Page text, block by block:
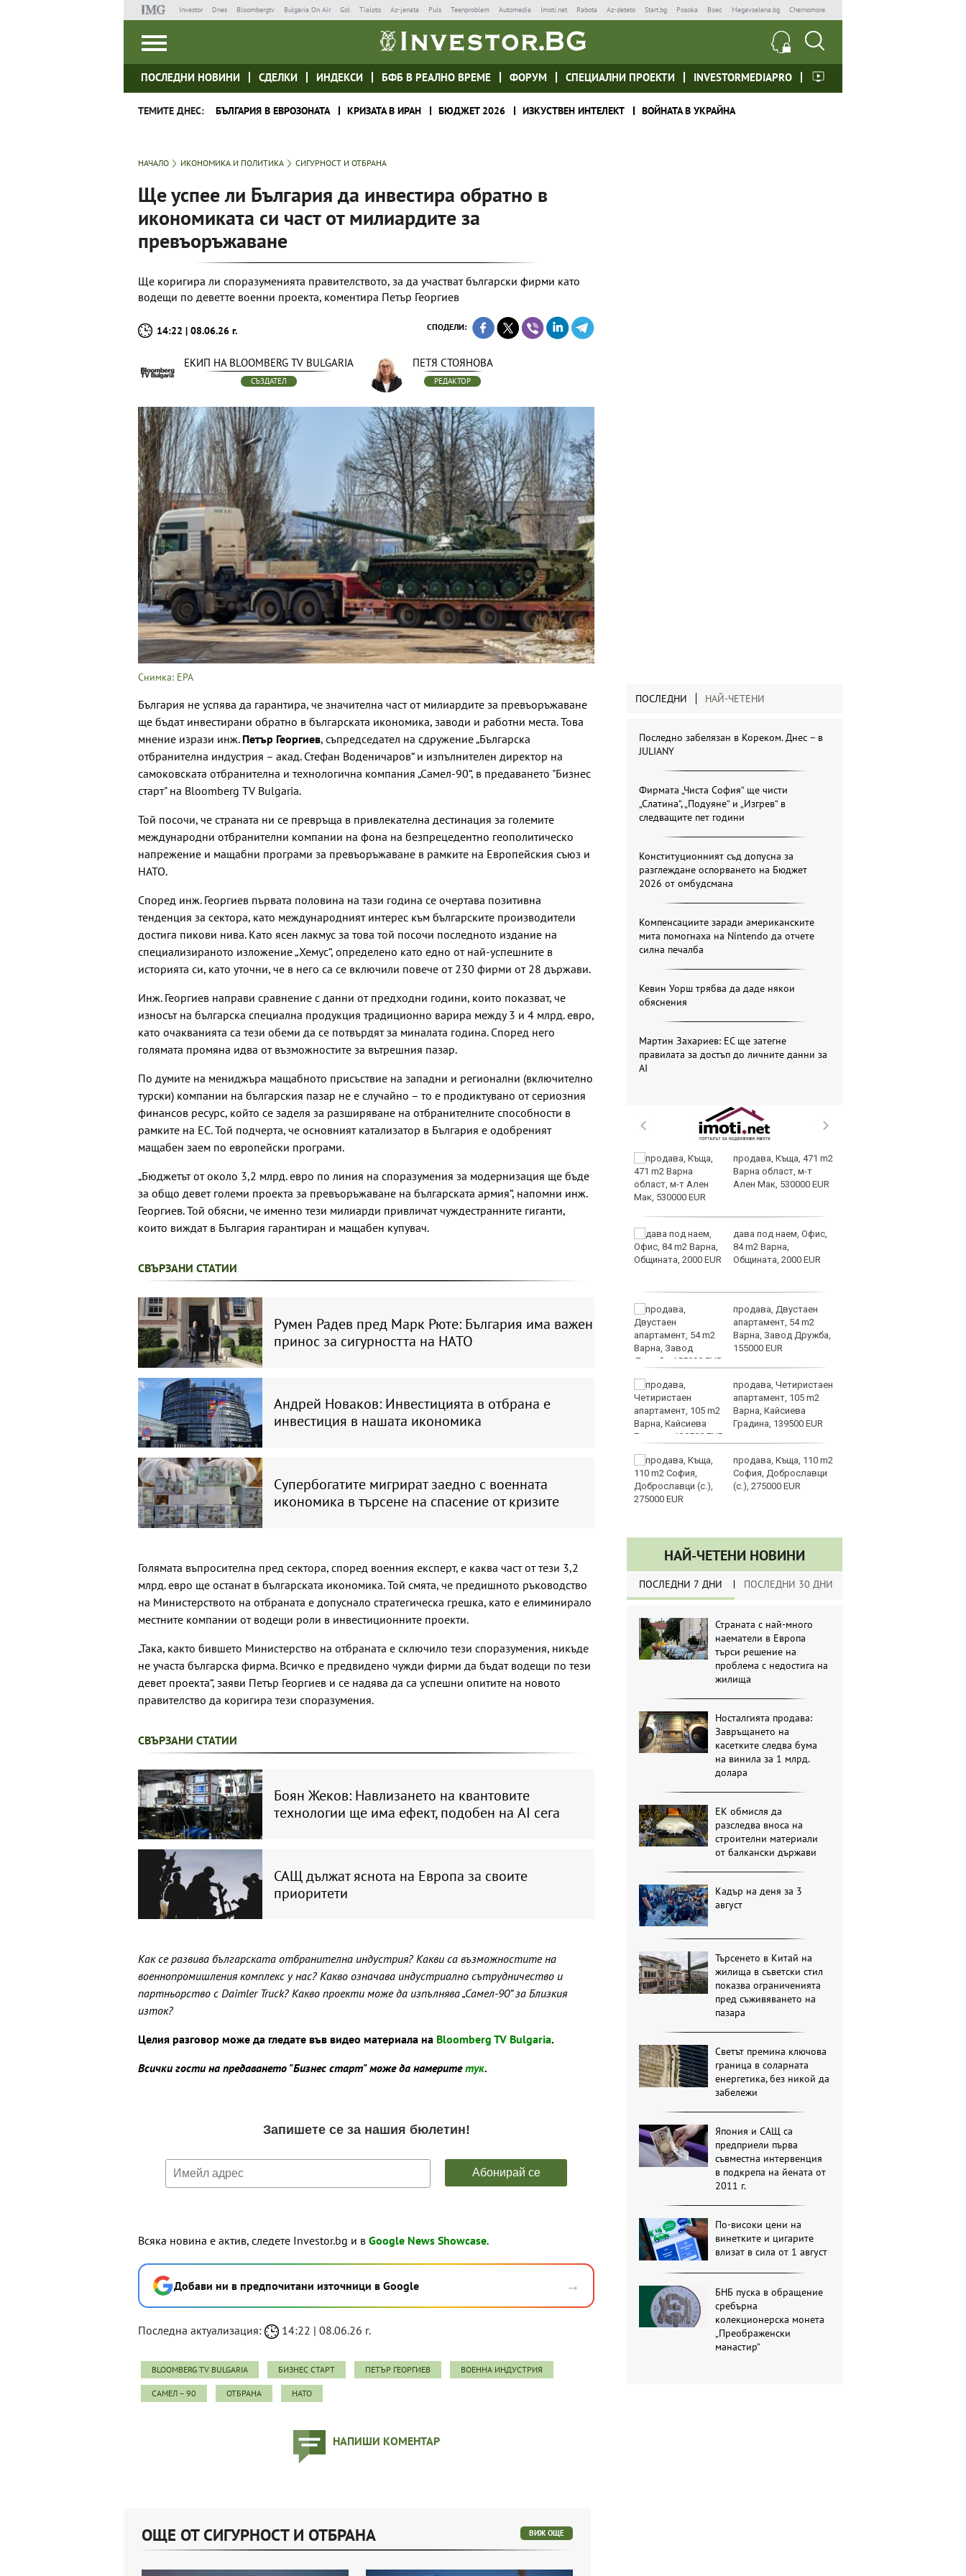
Investor Dnes Bloombergtv Bulgaria On Air Gol Tialoto Az-jenata Puls Teenproblem Automedia Imoti.net Rabota Az-deteto Start.bg Posoka Boec Megavselena.bg Chernomore
ПОСЛЕДНИ НОВИНИ СДЕЛКИ ИНДЕКСИ БФБ В РЕАЛНО ВРЕМЕ ФОРУМ СПЕЦИАЛНИ ПРОЕКТИ INVESTORMEDIAPRO
ТЕМИТЕ ДНЕС: БЪЛГАРИЯ В ЕВРОЗОНАТА КРИЗАТА В ИРАН БЮДЖЕТ 2026 ИЗКУСТВЕН ИНТЕЛЕКТ ВОЙНАТА В УКРАЙНА
НАЧАЛО ИКОНОМИКА И ПОЛИТИКА СИГУРНОСТ И ОТБРАНА
Ще успее ли България да инвестира обратно в
икономиката си част от милиардите за
превъоръжаване
Ще коригира ли споразуменията правителството, за да участват български фирми като
водещи по деветте военни проекта, коментира Петър Георгиев
14:22 | 08.06.26 г. СПОДЕЛИ:
ЕКИП НА BLOOMBERG TV BULGARIA
СЪЗДАТЕЛ
ПЕТЯ СТОЯНОВА
РЕДАКТОР
Снимка: ЕРА
България не успява да гарантира, че значителна част от милиардите за превъоръжаване
ще бъдат инвестирани обратно в българската икономика, заводи и работни места. Това
мнение изрази инж. Петър Георгиев, съпредседател на сдружение „Българска
отбранителна индустрия – акад. Стефан Воденичаров“ и изпълнителен директор на
самоковската отбранителна и технологична компания „Самел-90“, в предаването "Бизнес
старт" на Bloomberg TV Bulgaria.
Той посочи, че страната ни се превръща в привлекателна дестинация за големите
международни отбранителни компании на фона на безпрецедентно геополитическо
напрежение и мащабни програми за превъоръжаване в рамките на Европейския съюз и
НАТО.
Според инж. Георгиев първата половина на тази година се очертава позитивна
тенденция за сектора, като международният интерес към българските производители
достига пикови нива. Като ясен лакмус за това той посочи последното издание на
специализираното изложение „Хемус“, определено като едно от най-успешните в
историята си, като уточни, че в него са се включили повече от 230 фирми от 28 държави.
Инж. Георгиев направи сравнение с данни от предходни години, които показват, че
износът на българска специална продукция традиционно варира между 3 и 4 млрд. евро,
като очакванията са тези обеми да се потвърдят за миналата година. Според него
голямата промяна идва от възможностите за вътрешния пазар.
По думите на мениджъра мащабното присъствие на западни и регионални (включително
турски) компании на българския пазар не е случайно – то е продиктувано от сериозния
финансов ресурс, който се заделя за разширяване на отбранителните способности в
рамките на ЕС. Той подчерта, че основният катализатор в България е одобреният
мащабен заем по европейски програми.
„Бюджетът от около 3,2 млрд. евро по линия на споразумения за модернизация ще бъде
за общо девет големи проекта за превъоръжаване на българската армия“, напомни инж.
Георгиев. Той обясни, че именно тези милиарди привличат чуждестранните гиганти,
които виждат в България гарантиран и мащабен купувач.
СВЪРЗАНИ СТАТИИ
Румен Радев пред Марк Рюте: България има важен
принос за сигурността на НАТО
Андрей Новаков: Инвестицията в отбрана е
инвестиция в нашата икономика
Супербогатите мигрират заедно с военната
икономика в търсене на спасение от кризите
Голямата въпросителна пред сектора, според военния експерт, е каква част от тези 3,2
млрд. евро ще останат в българската икономика. Той смята, че предишното ръководство
на Министерството на отбраната е допуснало стратегическа грешка, като е елиминирало
местните компании от водещи роли в инвестиционните проекти.
„Така, както бившето Министерство на отбраната е сключило тези споразумения, никъде
не участа българска фирма. Всичко е предвидено чужди фирми да бъдат водещи по тези
девет проекта“, заяви Петър Георгиев и се надява да са успешни опитите на новото
правителство да коригира тези споразумения.
СВЪРЗАНИ СТАТИИ
Боян Жеков: Навлизането на квантовите
технологии ще има ефект, подобен на AI сега
САЩ дължат яснота на Европа за своите
приоритети
Как се развива българската отбранителна индустрия? Какви са възможностите на
военнопромишления комплекс у нас? Какво означава индустриално сътрудничество и
партньорство с Daimler Truck? Какво проекти може да изпълнява „Самел-90“ за Близкия
изток?
Целия разговор може да гледате във видео материала на Bloomberg TV Bulgaria.
Всички гости на предаването "Бизнес старт" може да намеритетук.
Всяка новина е актив, следете Investor.bg и в Google News Showcase.
Добави ни в предпочитани източници в Google →
Последна актуализация: 14:22 | 08.06.26 г.
BLOOMBERG TV BULGARIA БИЗНЕС СТАРТ ПЕТЪР ГЕОРГИЕВ ВОЕННА ИНДУСТРИЯ
САМЕЛ – 90 ОТБРАНА НАТО
НАПИШИ КОМЕНТАР
ПОСЛЕДНИ НАЙ-ЧЕТЕНИ
Последно забелязан в Кореком. Днес – в
JULIANY
Фирмата „Чиста София“ ще чисти
„Слатина“, „Подуяне“ и „Изгрев“ в
следващите пет години
Конституционният съд допусна за
разглеждане оспорването на Бюджет
2026 от омбудсмана
Компенсациите заради американските
мита помогнаха на Nintendo да отчете
силна печалба
Кевин Уорш трябва да даде някои
обяснения
Мартин Захариев: ЕС ще затегне
правилата за достъп до личните данни за
AI
задържане под
стража за петима
младежи след
жестокия побой и убийство в Пловдив
Уганда загина след
заедно с фолклорни
по Черноморието е с
нарушения
продава, Къща, 471 m2
Варна област, м-т
Ален Мак, 530000 EUR
дава под наем, Офис,
84 m2 Варна,
Общината, 2000 EUR
продава, Двустаен
апартамент, 54 m2
Варна, Завод Дружба,
155000 EUR
продава, Четиристаен
апартамент, 105 m2
Варна, Кайсиева
Градина, 139500 EUR
продава, Къща, 110 m2
София, Доброславци
(с.), 275000 EUR
НАЙ-ЧЕТЕНИ НОВИНИ
ПОСЛЕДНИ 7 ДНИ ПОСЛЕДНИ 30 ДНИ
Страната с най-много
наематели в Европа
търси решение на
проблема с недостига на
жилища
Носталгията продава:
Завръщането на
касетките следва бума
на винила за 1 млрд.
долара
ЕК обмисля да
разследва вноса на
строителни материали
от балкански държави
Кадър на деня за 3
август
Търсенето в Китай на
жилища в съветски стил
показва ограниченията
пред съживяването на
пазара
Светът премина ключова
граница в соларната
енергетика, без никой да
забележи
Япония и САЩ са
предприели първа
съвместна интервенция
в подкрепа на йената от
2011 г.
По-високи цени на
винетките и цигарите
влизат в сила от 1 август
БНБ пуска в обращение
сребърна
колекционерска монета
„Преображенски
манастир“
ОЩЕ ОТ СИГУРНОСТ И ОТБРАНА ВИЖ ОЩЕ